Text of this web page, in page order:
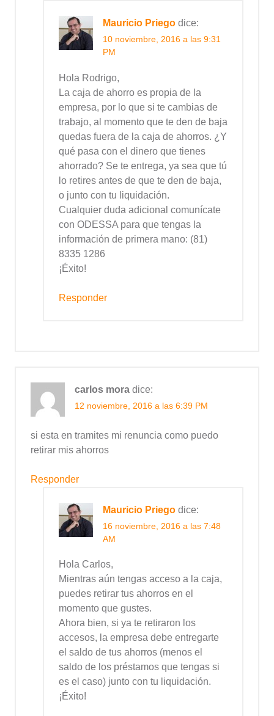
Mauricio Priego dice:
10 noviembre, 2016 a las 9:31
PM
Hola Rodrigo,
La caja de ahorro es propia de la
empresa, por lo que si te cambias de
trabajo, al momento que te den de baja
quedas fuera de la caja de ahorros. ¿Y
qué pasa con el dinero que tienes
ahorrado? Se te entrega, ya sea que tú
lo retires antes de que te den de baja,
o junto con tu liquidación.
Cualquier duda adicional comunícate
con ODESSA para que tengas la
información de primera mano: (81)
8335 1286
¡Éxito!
Responder
carlos mora dice:
12 noviembre, 2016 a las 6:39 PM
si esta en tramites mi renuncia como puedo
retirar mis ahorros
Responder
Mauricio Priego dice:
16 noviembre, 2016 a las 7:48
AM
Hola Carlos,
Mientras aún tengas acceso a la caja,
puedes retirar tus ahorros en el
momento que gustes.
Ahora bien, si ya te retiraron los
accesos, la empresa debe entregarte
el saldo de tus ahorros (menos el
saldo de los préstamos que tengas si
es el caso) junto con tu liquidación.
¡Éxito!